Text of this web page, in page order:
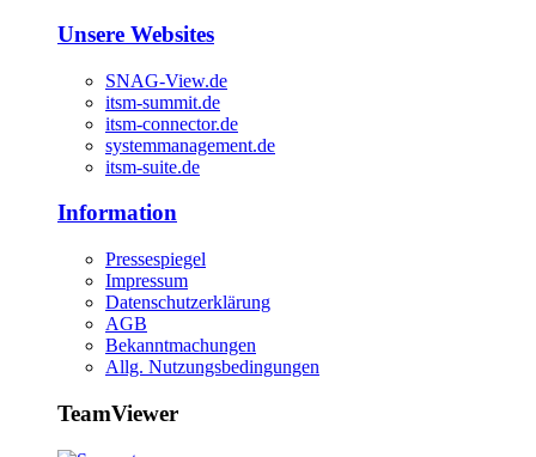
Unsere Websites
SNAG-View.de
itsm-summit.de
itsm-connector.de
systemmanagement.de
itsm-suite.de
Information
Pressespiegel
Impressum
Datenschutzerklärung
AGB
Bekanntmachungen
Allg. Nutzungsbedingungen
TeamViewer